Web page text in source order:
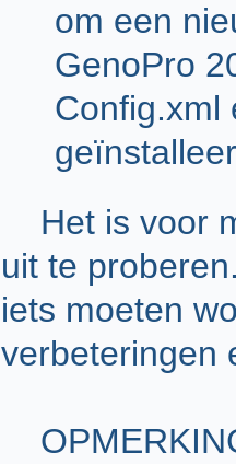
om een
GenoPro
Config.xml
Het is voor
uit te
iets moeten
verbeteringen